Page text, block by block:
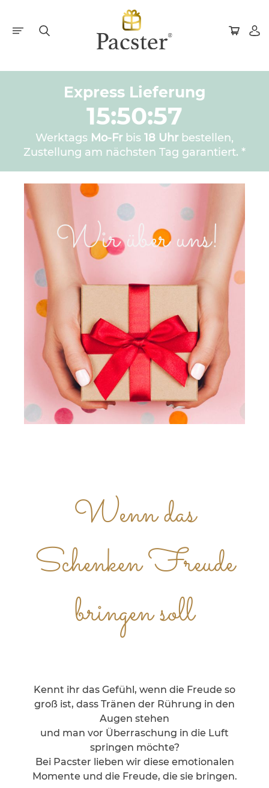
Express Lieferung
15:50:57
Werktags Mo-Frbis 18 Uhrbestellen,
Zustellung am nächsten Tag garantiert. *
Wir über uns!
Wenn das
Schenken Freude
bringen soll
Kennt ihr das Gefühl, wenn die Freude so
groß ist, dass Tränen der Rührung in den
Augen stehen
und man vor Überraschung in die Luft
springen möchte?
Bei Pacster lieben wir diese emotionalen
Momente und die Freude, die sie bringen.